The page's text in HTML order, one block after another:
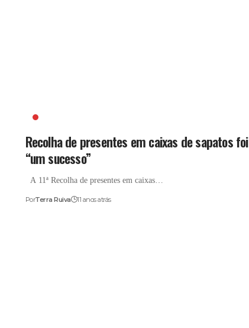
Recolha de presentes em caixas de sapatos foi
“um sucesso”
A 11ª Recolha de presentes em caixas…
PorTerra Ruiva 11 anos atrás